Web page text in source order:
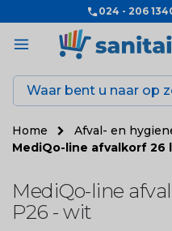
024 - 206
Home Afval- en
MediQo-line afvalkorf 26
MediQo-line
P26 - wit